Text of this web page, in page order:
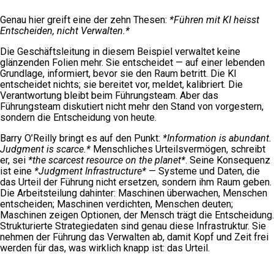
Genau hier greift eine der zehn Thesen: *Führen mit KI heisst
Entscheiden, nicht Verwalten.*
Die Geschäftsleitung in diesem Beispiel verwaltet keine
glänzenden Folien mehr. Sie entscheidet — auf einer lebenden
Grundlage, informiert, bevor sie den Raum betritt. Die KI
entscheidet nichts; sie bereitet vor, meldet, kalibriert. Die
Verantwortung bleibt beim Führungsteam. Aber das
Führungsteam diskutiert nicht mehr den Stand von vorgestern,
sondern die Entscheidung von heute.
Barry O’Reilly bringt es auf den Punkt: *Information is abundant.
Judgment is scarce.* Menschliches Urteilsvermögen, schreibt
er, sei *the scarcest resource on the planet*. Seine Konsequenz
ist eine *Judgment Infrastructure* — Systeme und Daten, die
das Urteil der Führung nicht ersetzen, sondern ihm Raum geben.
Die Arbeitsteilung dahinter: Maschinen überwachen, Menschen
entscheiden; Maschinen verdichten, Menschen deuten;
Maschinen zeigen Optionen, der Mensch trägt die Entscheidung.
Strukturierte Strategiedaten sind genau diese Infrastruktur. Sie
nehmen der Führung das Verwalten ab, damit Kopf und Zeit frei
werden für das, was wirklich knapp ist: das Urteil.